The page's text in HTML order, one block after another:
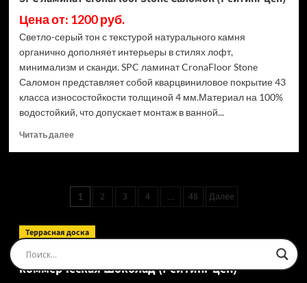
Цена от: 1200 руб.
Светло-серый тон с текстурой натурального камня
органично дополняет интерьеры в стилях лофт,
минимализм и сканди. SPC ламинат CronaFloor Stone
Саломон представляет собой кварцвиниловое покрытие 43
класса износостойкости толщиной 4 мм.Материал на 100%
водостойкий, что допускает монтаж в ванной...
Читать далееПрочитать
ламинат
CronaFloor
Саломон
(Рейтинг
Пагинация
записей
1 2 3 4 … 48 Далее
Террасная доска
Доска террасная Ecodecking Tehno Полнотелая
коммерческая Шоколад (Рейтинг цен)